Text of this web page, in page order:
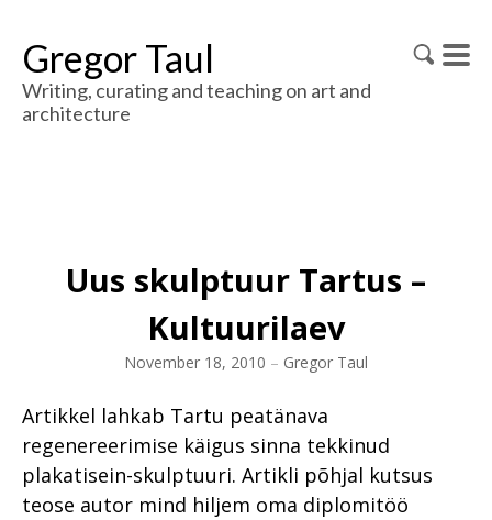
Gregor Taul
Writing, curating and teaching on art and
architecture
Uus skulptuur Tartus –
Kultuurilaev
November 18, 2010 – Gregor Taul
Artikkel lahkab Tartu peatänava
regenereerimise käigus sinna tekkinud
plakatisein-skulptuuri. Artikli põhjal kutsus
teose autor mind hiljem oma diplomitöö